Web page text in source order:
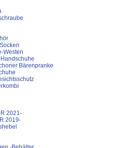
Westen
Bärenpranke
2021-
2019-